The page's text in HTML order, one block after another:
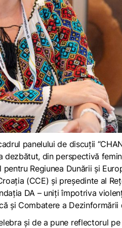
panelului de discuții
dezbătut, din perspectivă
Regiunea Dunării și
(CCE) și președinte al
DA – uniți împotriva
și Combatere a Dezinformării
și de a pune reflectorul